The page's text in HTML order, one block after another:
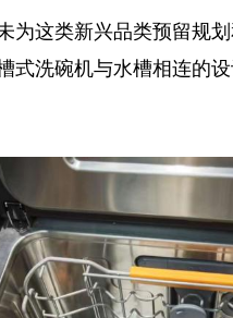
这类新兴品类预留规划
洗碗机与水槽相连的设